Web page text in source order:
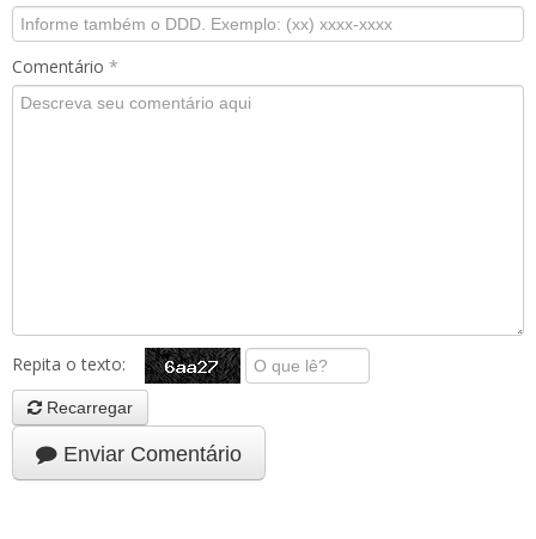
Comentário *
Repita o texto:
Recarregar
Enviar Comentário